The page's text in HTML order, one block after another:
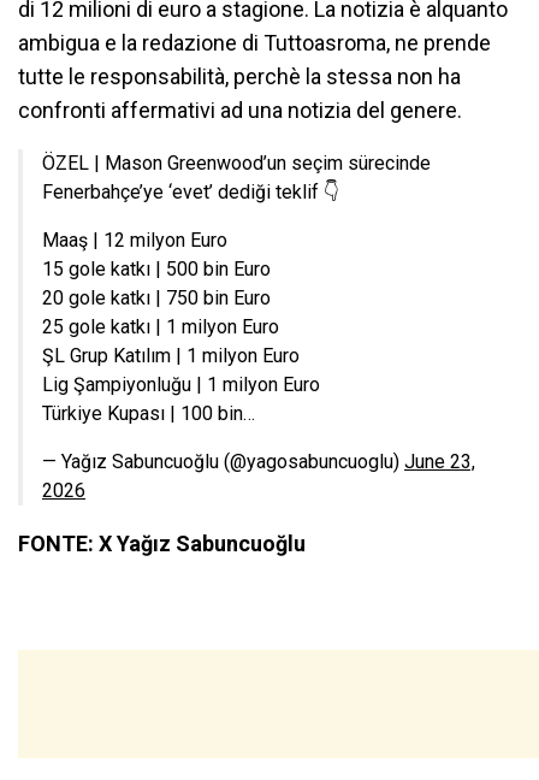
di 12 milioni di euro a stagione. La notizia è alquanto
ambigua e la redazione di Tuttoasroma, ne prende
tutte le responsabilità, perchè la stessa non ha
confronti affermativi ad una notizia del genere.
ÖZEL | Mason Greenwood’un seçim sürecinde
Fenerbahçe’ye ‘evet’ dediği teklif 👇
Maaş | 12 milyon Euro
15 gole katkı | 500 bin Euro
20 gole katkı | 750 bin Euro
25 gole katkı | 1 milyon Euro
ŞL Grup Katılım | 1 milyon Euro
Lig Şampiyonluğu | 1 milyon Euro
Türkiye Kupası | 100 bin…
— Yağız Sabuncuoğlu (@yagosabuncuoglu) June 23,
2026
FONTE: X Yağız Sabuncuoğlu